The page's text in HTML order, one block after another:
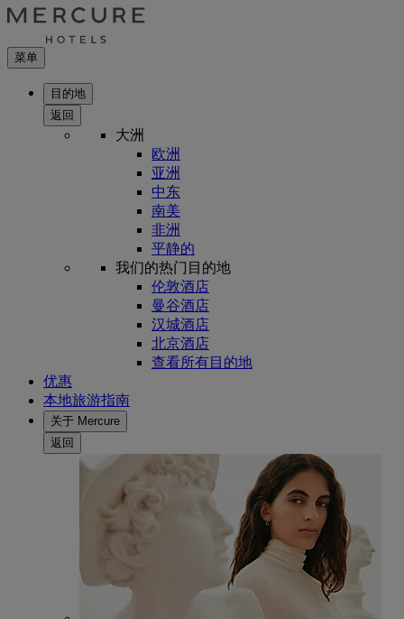
菜单
目的地
返回
大洲
欧洲
亚洲
中东
南美
非洲
平静的
我们的热门目的地
伦敦酒店
曼谷酒店
汉城酒店
北京酒店
查看所有目的地
优惠
本地旅游指南
关于 Mercure
返回